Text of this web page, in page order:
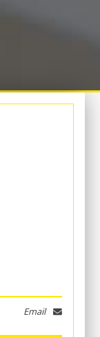
Email